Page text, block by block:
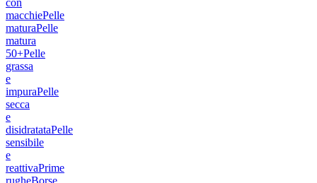
con
macchiePelle
maturaPelle
matura
50+Pelle
grassa
e
impuraPelle
secca
e
disidratataPelle
sensibile
e
reattivaPrime